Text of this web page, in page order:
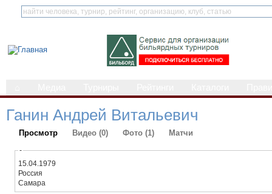
Ганин Андрей Витальевич
Просмотр Видео (0) Фото (1) Матчи
-
15.04.1979
Россия
Самара